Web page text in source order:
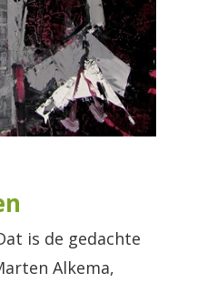
is de gedachte
Alkema,